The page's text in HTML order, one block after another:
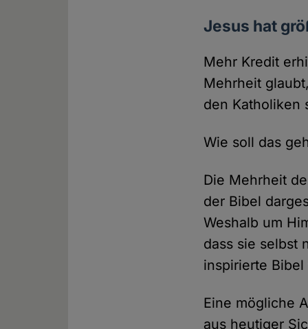
Jesus hat
Mehr Kredit
Mehrheit
den Katholiken
Wie soll das
Die Mehrheit
der Bibel
Weshalb um
dass sie selbst
inspirierte Bibel
Eine mögliche
aus heutiger